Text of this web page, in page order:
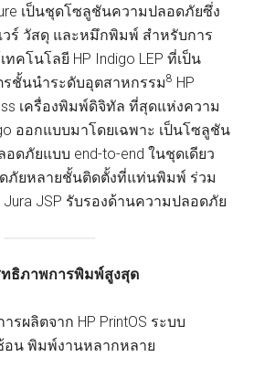
เป็นชุดโซลูชันความปลอดภัยซึ่ง
ร์ วัสดุ และหมึกพิมพ์ สำหรับการ
คโนโลยี HP Indigo LEP ที่เป็น
ชั้นนำระดับอุตสาหกรรม8 HP
เครื่องพิมพ์ดิจิทัล ที่สุดแห่งความ
ออกแบบมาโดยเฉพาะ เป็นโซลูชัน
ดภัยแบบ end-to-end ในชุดเดียว
ภัยหลายชั้นติดตั้งที่แท่นพิมพ์ ร่วม
JSP รับรองด้านความปลอดภัย
ทธิภาพการพิมพ์สูงสุด
รผลิตจาก HP PrintOS ระบบ
น พิมพ์งานหลากหลาย